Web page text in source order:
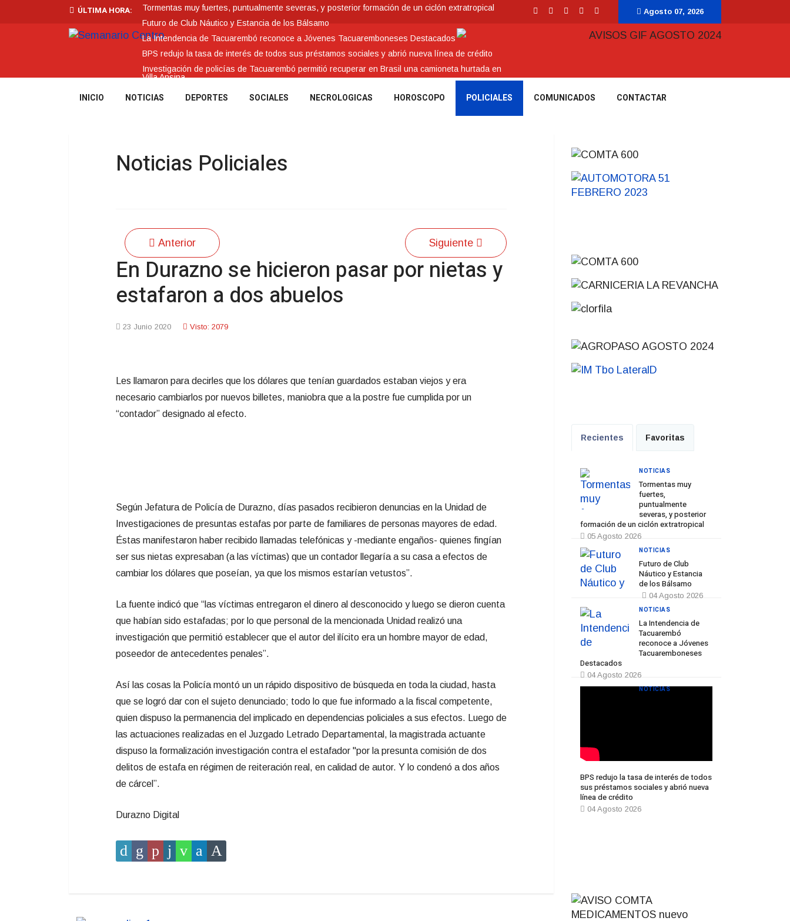
ÚLTIMA HORA:
Tormentas muy fuertes, puntualmente severas, y posterior formación de un ciclón extratropical
Futuro de Club Náutico y Estancia de los Bálsamo
La Intendencia de Tacuarembó reconoce a Jóvenes Tacuaremboneses Destacados
BPS redujo la tasa de interés de todos sus préstamos sociales y abrió nueva línea de crédito
Investigación de policías de Tacuarembó permitió recuperar en Brasil una camioneta hurtada en
Villa Ansina
Agosto 07, 2026
INICIO NOTICIAS DEPORTES SOCIALES NECROLOGICAS HOROSCOPO POLICIALES COMUNICADOS CONTACTAR
Noticias Policiales
Anterior Siguiente
En Durazno se hicieron pasar por nietas y
estafaron a dos abuelos
23 Junio 2020 Visto: 2079
Les llamaron para decirles que los dólares que tenían guardados estaban viejos y era
necesario cambiarlos por nuevos billetes, maniobra que a la postre fue cumplida por un
“contador” designado al efecto.
Según Jefatura de Policía de Durazno, días pasados recibieron denuncias en la Unidad de
Investigaciones de presuntas estafas por parte de familiares de personas mayores de edad.
Éstas manifestaron haber recibido llamadas telefónicas y -mediante engaños- quienes fingían
ser sus nietas expresaban (a las víctimas) que un contador llegaría a su casa a efectos de
cambiar los dólares que poseían, ya que los mismos estarían vetustos”.
La fuente indicó que “las víctimas entregaron el dinero al desconocido y luego se dieron cuenta
que habían sido estafadas; por lo que personal de la mencionada Unidad realizó una
investigación que permitió establecer que el autor del ilícito era un hombre mayor de edad,
poseedor de antecedentes penales”.
Así las cosas la Policía montó un un rápido dispositivo de búsqueda en toda la ciudad, hasta
que se logró dar con el sujeto denunciado; todo lo que fue informado a la fiscal competente,
quien dispuso la permanencia del implicado en dependencias policiales a sus efectos. Luego de
las actuaciones realizadas en el Juzgado Letrado Departamental, la magistrada actuante
dispuso la formalización investigación contra el estafador "por la presunta comisión de dos
delitos de estafa en régimen de reiteración real, en calidad de autor. Y lo condenó a dos años
de cárcel”.
Durazno Digital
Recientes Favoritas
Tormentas muy
fuertes,
puntualmente
severas, y posterior
formación de un ciclón extratropical
05 Agosto 2026
NOTICIAS
Futuro de Club
Náutico y Estancia
de los Bálsamo
04 Agosto 2026
NOTICIAS
La Intendencia de
Tacuarembó
reconoce a Jóvenes
Tacuaremboneses
Destacados
04 Agosto 2026
NOTICIAS
BPS redujo la tasa de interés de todos
sus préstamos sociales y abrió nueva
línea de crédito
04 Agosto 2026
NOTICIAS